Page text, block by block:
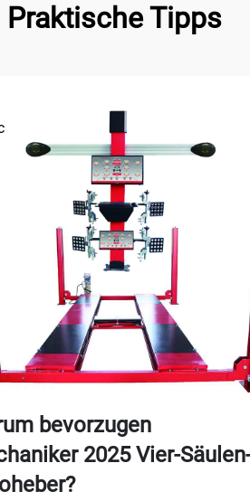
Praktische Tipps
bevorzugen
2025 Vier-